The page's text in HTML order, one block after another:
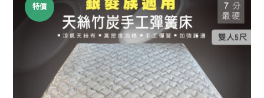
特價